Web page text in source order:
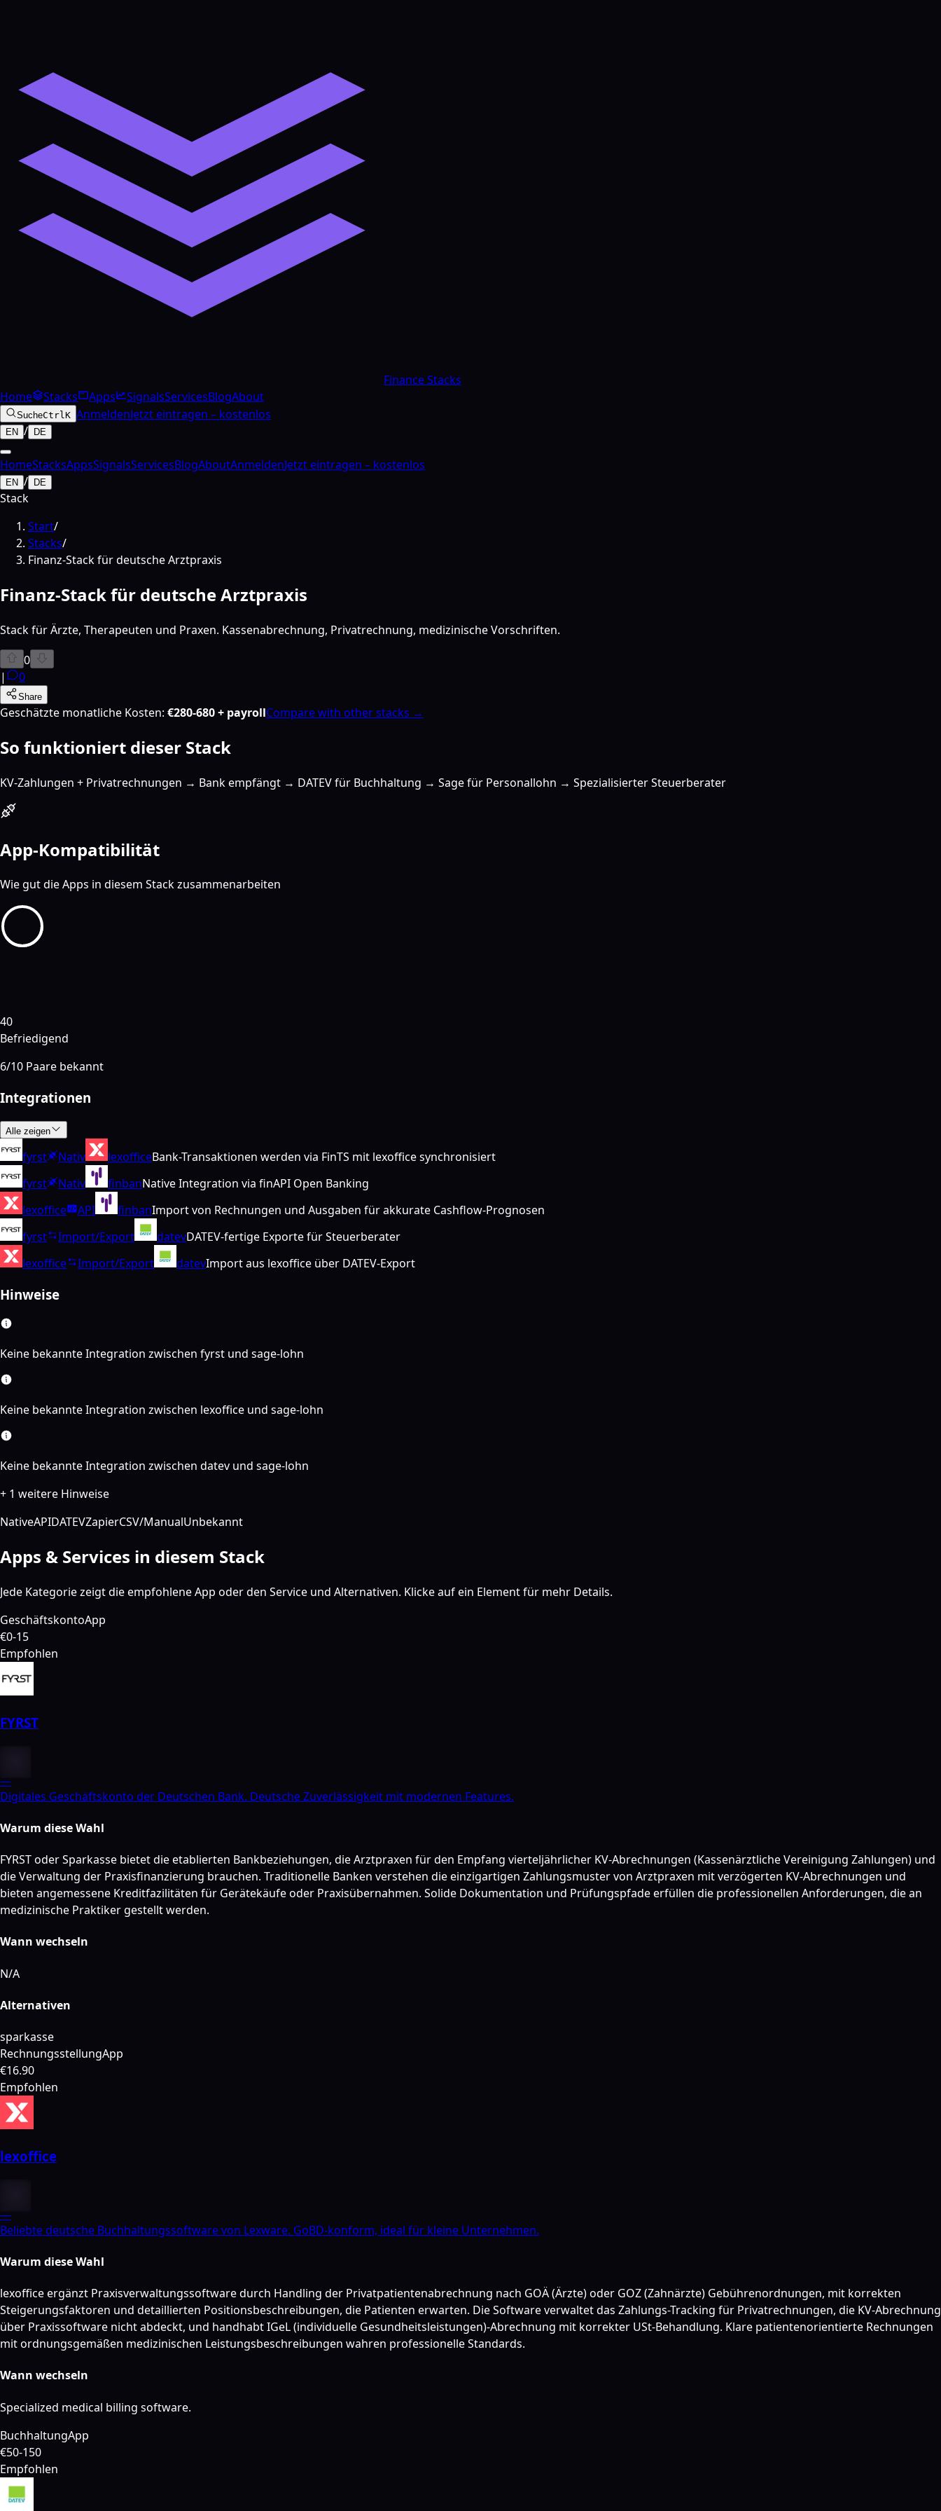
Finance Stacks
Home
Stacks Apps SignalsServicesBlogAbout
SucheCtrlK AnmeldenJetzt eintragen – kostenlos
EN / DE
HomeStacksAppsSignalsServicesBlogAboutAnmeldenJetzt eintragen – kostenlos
EN / DE
Stack
Start/
Stacks/
Finanz-Stack für deutsche Arztpraxis
Finanz-Stack für deutsche Arztpraxis
Stack für Ärzte, Therapeuten und Praxen. Kassenabrechnung, Privatrechnung, medizinische Vorschriften.
0
|
0
Share
Geschätzte monatliche Kosten: €280-680 + payrollCompare with other stacks →
So funktioniert dieser Stack
KV-Zahlungen + Privatrechnungen → Bank empfängt → DATEV für Buchhaltung → Sage für Personallohn → Spezialisierter Steuerberater
App-Kompatibilität
Wie gut die Apps in diesem Stack zusammenarbeiten
40
Befriedigend
6/10 Paare bekannt
Integrationen
Alle zeigen
fyrst Nativ lexofficeBank-Transaktionen werden via FinTS mit lexoffice synchronisiert
fyrst
Nativ finbanNative Integration via finAPI Open Banking
lexoffice
API finbanImport von Rechnungen und Ausgaben für akkurate Cashflow-Prognosen
fyrst
Import/Export datevDATEV-fertige Exporte für Steuerberater
lexoffice
Import/Export datevImport aus lexoffice über DATEV-Export
Hinweise
Keine bekannte Integration zwischen fyrst und sage-lohn
Keine bekannte Integration zwischen lexoffice und sage-lohn
Keine bekannte Integration zwischen datev und sage-lohn
+ 1 weitere Hinweise
NativeAPIDATEVZapierCSV/ManualUnbekannt
Apps & Services in diesem Stack
Jede Kategorie zeigt die empfohlene App oder den Service und Alternativen. Klicke auf ein Element für mehr Details.
GeschäftskontoApp
€0-15
Empfohlen
FYRST
—
Digitales Geschäftskonto der Deutschen Bank. Deutsche Zuverlässigkeit mit modernen Features.
Warum diese Wahl
FYRST oder Sparkasse bietet die etablierten Bankbeziehungen, die Arztpraxen für den Empfang vierteljährlicher KV-Abrechnungen (Kassenärztliche Vereinigung Zahlungen) und
die Verwaltung der Praxisfinanzierung brauchen. Traditionelle Banken verstehen die einzigartigen Zahlungsmuster von Arztpraxen mit verzögerten KV-Abrechnungen und
bieten angemessene Kreditfazilitäten für Gerätekäufe oder Praxisübernahmen. Solide Dokumentation und Prüfungspfade erfüllen die professionellen Anforderungen, die an
medizinische Praktiker gestellt werden.
Wann wechseln
N/A
Alternativen
sparkasse
RechnungsstellungApp
€16.90
Empfohlen
lexoffice
—
Beliebte deutsche Buchhaltungssoftware von Lexware. GoBD-konform, ideal für kleine Unternehmen.
Warum diese Wahl
lexoffice ergänzt Praxisverwaltungssoftware durch Handling der Privatpatientenabrechnung nach GOÄ (Ärzte) oder GOZ (Zahnärzte) Gebührenordnungen, mit korrekten
Steigerungsfaktoren und detaillierten Positionsbeschreibungen, die Patienten erwarten. Die Software verwaltet das Zahlungs-Tracking für Privatrechnungen, die KV-Abrechnung
über Praxissoftware nicht abdeckt, und handhabt IGeL (individuelle Gesundheitsleistungen)-Abrechnung mit korrekter USt-Behandlung. Klare patientenorientierte Rechnungen
mit ordnungsgemäßen medizinischen Leistungsbeschreibungen wahren professionelle Standards.
Wann wechseln
Specialized medical billing software.
BuchhaltungApp
€50-150
Empfohlen